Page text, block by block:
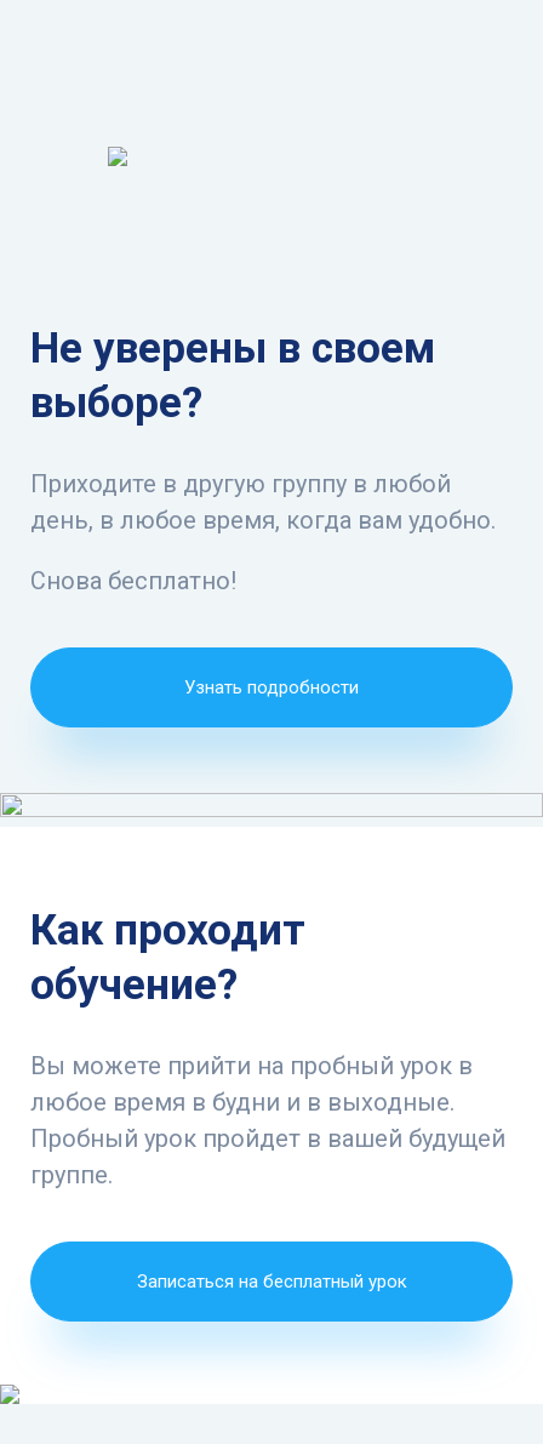
Не уверены в своем
выборе?
Приходите в другую группу в любой
день, в любое время, когда вам удобно.
Снова бесплатно!
Узнать подробности
Как проходит
обучение?
Вы можете прийти на пробный урок в
любое время в будни и в выходные.
Пробный урок пройдет в вашей будущей
группе.
Записаться на бесплатный урок